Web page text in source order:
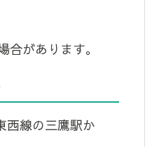
があります。
西線の三鷹駅か